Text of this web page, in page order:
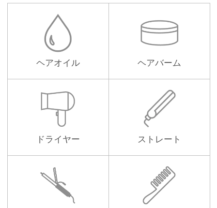
ヘアオイル ヘアバーム
ドライヤー ストレート